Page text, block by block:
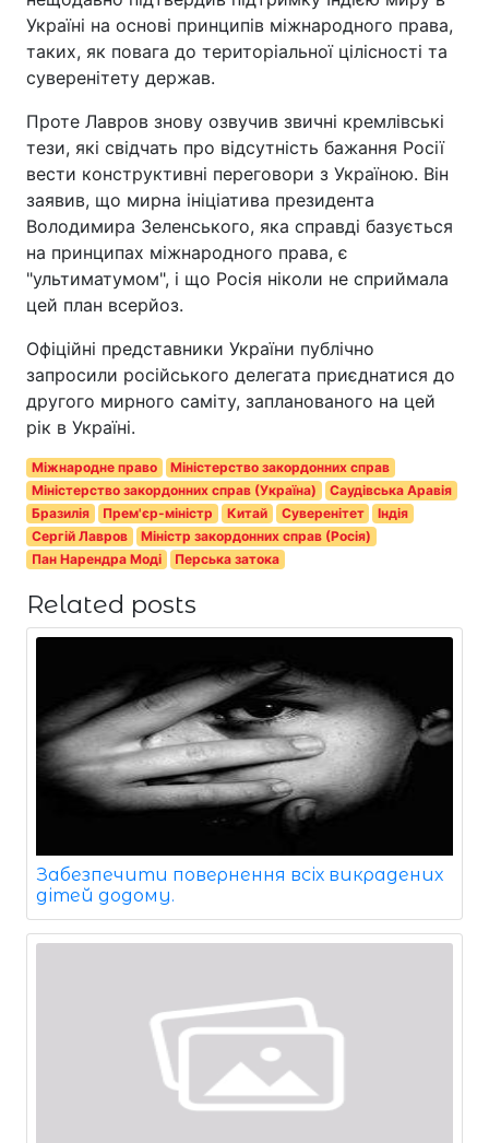
Україні на основі принципів міжнародного права,
таких, як повага до територіальної цілісності та
суверенітету держав.
Проте Лавров знову озвучив звичні кремлівські
тези, які свідчать про відсутність бажання Росії
вести конструктивні переговори з Україною. Він
заявив, що мирна ініціатива президента
Володимира Зеленського, яка справді базується
на принципах міжнародного права, є
"ультиматумом", і що Росія ніколи не сприймала
цей план всерйоз.
Офіційні представники України публічно
запросили російського делегата приєднатися до
другого мирного саміту, запланованого на цей
рік в Україні.
Міжнародне право
Міністерство закордонних справ
Міністерство закордонних справ (Україна)
Саудівська Аравія
Бразилія
Прем'єр-міністр Китай Суверенітет
Індія
Сергій Лавров
Міністр закордонних справ (Росія)
Пан Нарендра Моді
Перська затока
Related posts
Забезпечити повернення всіх викрадених
дітей додому.